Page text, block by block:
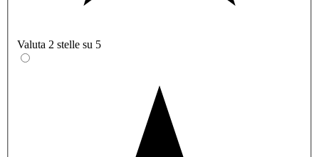
Valuta 2 stelle su 5